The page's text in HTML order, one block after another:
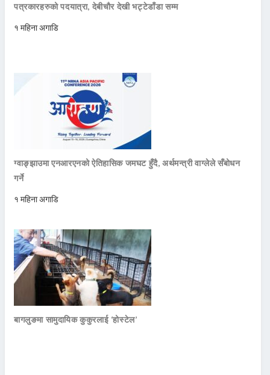
पत्रकारहरुको पदयात्रा, देबीचौर देखी भट्टेडाँडा सम्म
१ महिना अगाडि
ग्वाङ्झाउमा एनआरएनको ऐतिहासिक जमघट हुँदै, अर्थमन्त्री वाग्लेले सँबोधन
गर्ने
१ महिना अगाडि
बागलुङमा सामुदायिक कुकुरलाई ‘होस्टेल’